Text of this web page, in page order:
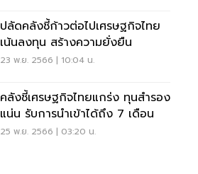
ปลัดคลังชี้ก้าวต่อไปเศรษฐกิจไทย
เน้นลงทุน สร้างความยั่งยืน
23 พ.ย. 2566 | 10:04 น.
คลังชี้เศรษฐกิจไทยแกร่ง ทุนสำรอง
แน่น รับการนำเข้าได้ถึง 7 เดือน
25 พ.ย. 2566 | 03:20 น.